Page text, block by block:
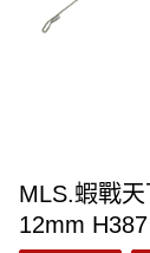
MLS.蝦戰
12mm H387